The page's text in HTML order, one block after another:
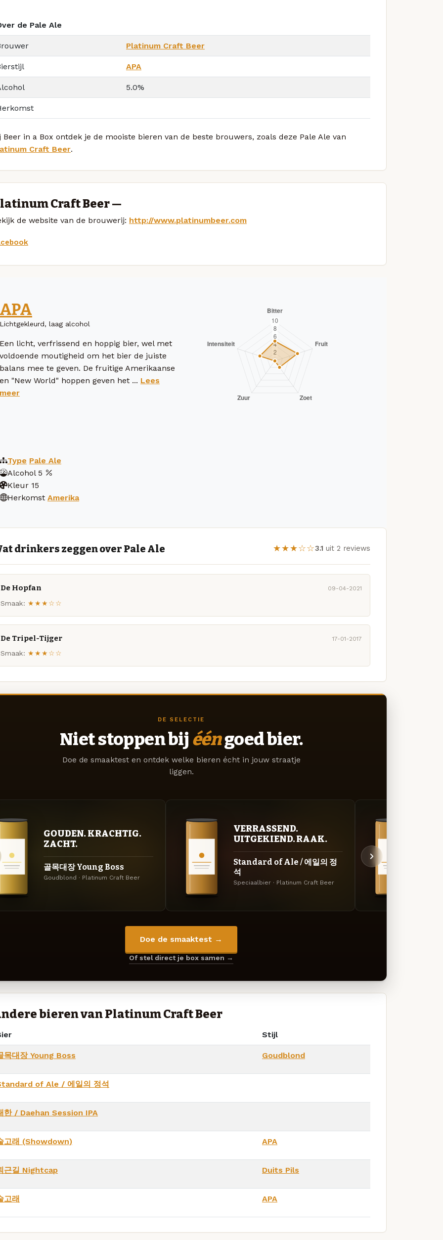
de Pale Ale
Platinum Craft Beer
APA
5.0%
Beer in a Box ontdek je de mooiste bieren van de beste brouwers, zoals deze Pale Ale van
Craft Beer.
Craft Beer —
de website van de brouwerij: http://www.platinumbeer.com
APA
Lichtgekleurd, laag alcohol
Een licht, verfrissend en hoppig bier, wel met
voldoende moutigheid om het bier de juiste
balans mee te geven. De fruitige Amerikaanse
en "New World" hoppen geven het ... Lees
meer
Type Pale Ale
Alcohol 5
Kleur 15
Herkomst Amerika
drinkers zeggen over Pale Ale ★★★☆☆3.1 uit 2 reviews
De Hopfan 09-04-2021
Smaak: ★★★☆☆
De Tripel-Tijger 17-01-2017
Smaak: ★★★☆☆
DE SELECTIE
Niet stoppen bij ééngoed bier.
Doe de smaaktest en ontdek welke bieren écht in jouw straatje
liggen.
GOUDEN. KRACHTIG.
ZACHT.
골목대장 Young Boss
Goudblond · Platinum Craft Beer
VERRASSEND.
UITGEKIEND. RAAK.
Standard of Ale / 에일의 정
석
Speciaalbier · Platinum Craft Beer
Doe de smaaktest →
Of stel direct je box samen →
bieren van Platinum Craft Beer
Stijl
목대장 Young Boss Goudblond
of Ale / 에일의 정석
한 / Daehan Session IPA
고래 (Showdown) APA
근길 Nightcap Duits Pils
고래 APA